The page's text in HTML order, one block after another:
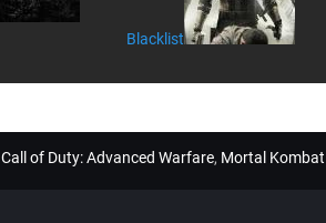
Blacklist
Call of Duty: Advanced Warfare, Mortal